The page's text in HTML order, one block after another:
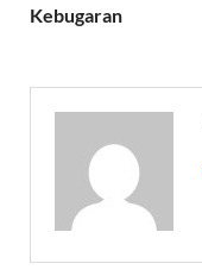
Kebugaran